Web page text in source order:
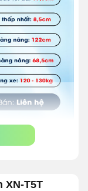
XN-T5T